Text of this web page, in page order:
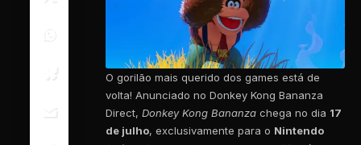
O gorilão mais querido dos games está de
volta! Anunciado no Donkey Kong Bananza
Direct, Donkey Kong Bananza chega no dia 17
de julho, exclusivamente para o Nintendo